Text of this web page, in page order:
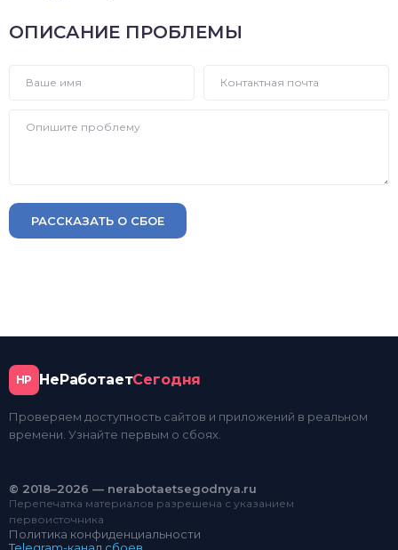
ОПИСАНИЕ ПРОБЛЕМЫ
РАССКАЗАТЬ О СБОЕ
НР НеРаботаетСегодня
Проверяем доступность сайтов и приложений в реальном
времени. Узнайте первым о сбоях.
© 2018–2026 — nerabotaetsegodnya.ru
Перепечатка материалов разрешена с указанием
первоисточника
Политика конфиденциальности